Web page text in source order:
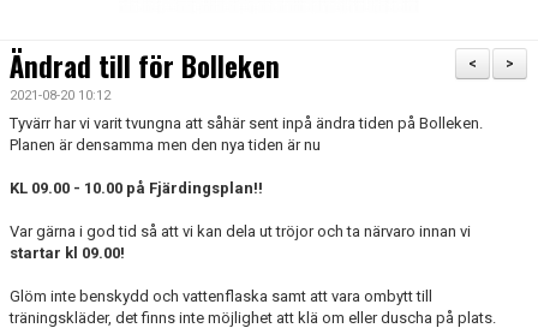
HISINGSCUPEN
KLUBBSHOP
FÖRENINGSAKTIVITETER
OM KLUBBEN
SAMARBETSPARTNERS
>
<
Ändrad till för Bolleken
2021-08-20 10:12
Tyvärr har vi varit tvungna att såhär sent inpå ändra tiden på Bolleken.
Planen är densamma men den nya tiden är nu
KL 09.00 - 10.00 på Fjärdingsplan!!
Var gärna i god tid så att vi kan dela ut tröjor och ta närvaro innan vi
startar kl 09.00!
Glöm inte benskydd och vattenflaska samt att vara ombytt till
träningskläder, det finns inte möjlighet att klä om eller duscha på plats.